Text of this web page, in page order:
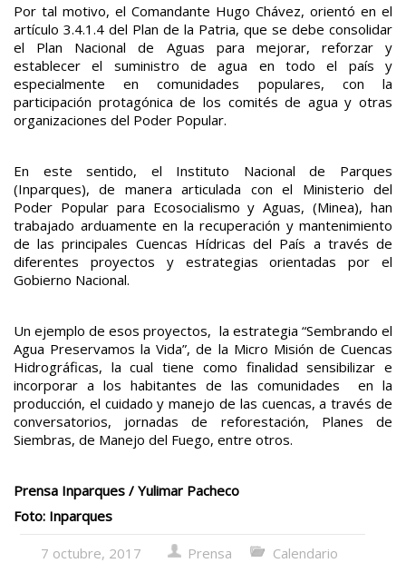
Por tal motivo, el Comandante Hugo Chávez, orientó en el
artículo 3.4.1.4 del Plan de la Patria, que se debe consolidar
el Plan Nacional de Aguas para mejorar, reforzar y
establecer el suministro de agua en todo el país y
especialmente en comunidades populares, con la
participación protagónica de los comités de agua y otras
organizaciones del Poder Popular.
En este sentido, el Instituto Nacional de Parques
(Inparques), de manera articulada con el Ministerio del
Poder Popular para Ecosocialismo y Aguas, (Minea), han
trabajado arduamente en la recuperación y mantenimiento
de las principales Cuencas Hídricas del País a través de
diferentes proyectos y estrategias orientadas por el
Gobierno Nacional.
Un ejemplo de esos proyectos, la estrategia “Sembrando el
Agua Preservamos la Vida”, de la Micro Misión de Cuencas
Hidrográficas, la cual tiene como finalidad sensibilizar e
incorporar a los habitantes de las comunidades en la
producción, el cuidado y manejo de las cuencas, a través de
conversatorios, jornadas de reforestación, Planes de
Siembras, de Manejo del Fuego, entre otros.
Prensa Inparques / Yulimar Pacheco
Foto: Inparques
7 octubre, 2017 Prensa
Calendario